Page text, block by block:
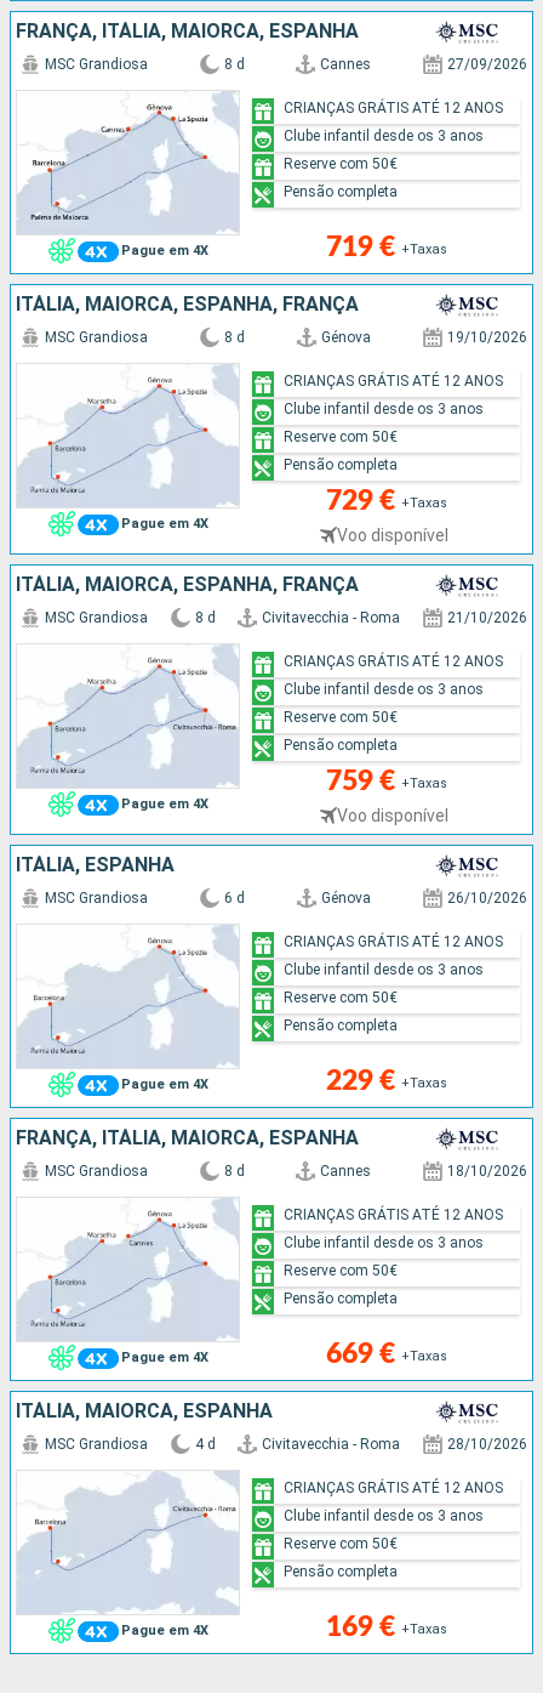
FRANÇA, ITÁLIA, MAIORCA, ESPANHA
Pague em 4X
MSC Grandiosa 8 d Cannes 27/09/2026
719 € +Taxas
CRIANÇAS GRÁTIS ATÉ 12 ANOS
Clube infantil desde os 3 anos
Reserve com 50€
Pensão completa
ITÁLIA, MAIORCA, ESPANHA, FRANÇA
Pague em 4X
MSC Grandiosa 8 d Génova 19/10/2026
729 € +Taxas
Voo disponível
CRIANÇAS GRÁTIS ATÉ 12 ANOS
Clube infantil desde os 3 anos
Reserve com 50€
Pensão completa
ITÁLIA, MAIORCA, ESPANHA, FRANÇA
Pague em 4X
MSC Grandiosa 8 d Civitavecchia - Roma 21/10/2026
759 € +Taxas
Voo disponível
CRIANÇAS GRÁTIS ATÉ 12 ANOS
Clube infantil desde os 3 anos
Reserve com 50€
Pensão completa
ITÁLIA, ESPANHA
Pague em 4X
MSC Grandiosa 6 d Génova 26/10/2026
229 € +Taxas
CRIANÇAS GRÁTIS ATÉ 12 ANOS
Clube infantil desde os 3 anos
Reserve com 50€
Pensão completa
FRANÇA, ITÁLIA, MAIORCA, ESPANHA
Pague em 4X
MSC Grandiosa 8 d Cannes 18/10/2026
669 € +Taxas
CRIANÇAS GRÁTIS ATÉ 12 ANOS
Clube infantil desde os 3 anos
Reserve com 50€
Pensão completa
ITÁLIA, MAIORCA, ESPANHA
Pague em 4X
MSC Grandiosa 4 d Civitavecchia - Roma 28/10/2026
169 € +Taxas
CRIANÇAS GRÁTIS ATÉ 12 ANOS
Clube infantil desde os 3 anos
Reserve com 50€
Pensão completa